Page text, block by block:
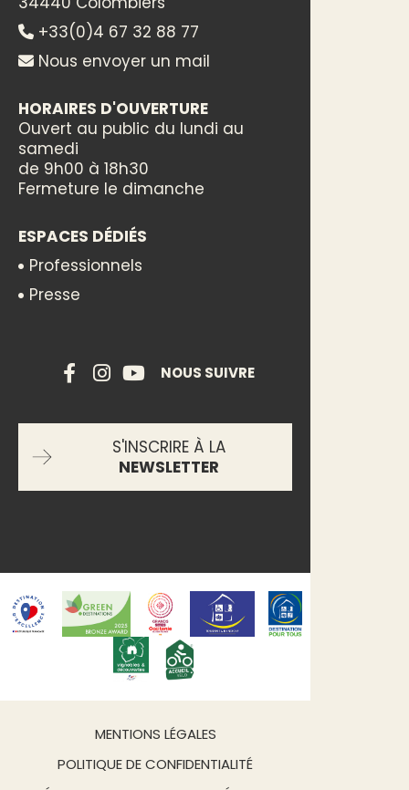
+33(0)4 67 32 88 77
Nous envoyer un mail
HORAIRES D'OUVERTURE
Ouvert au public du lundi au
samedi
de 9h00 à 18h30
Fermeture le dimanche
ESPACES DÉDIÉS
Professionnels
Presse
NOUS SUIVRE
S'INSCRIRE À LA
NEWSLETTER
MENTIONS LÉGALES
POLITIQUE DE CONFIDENTIALITÉ